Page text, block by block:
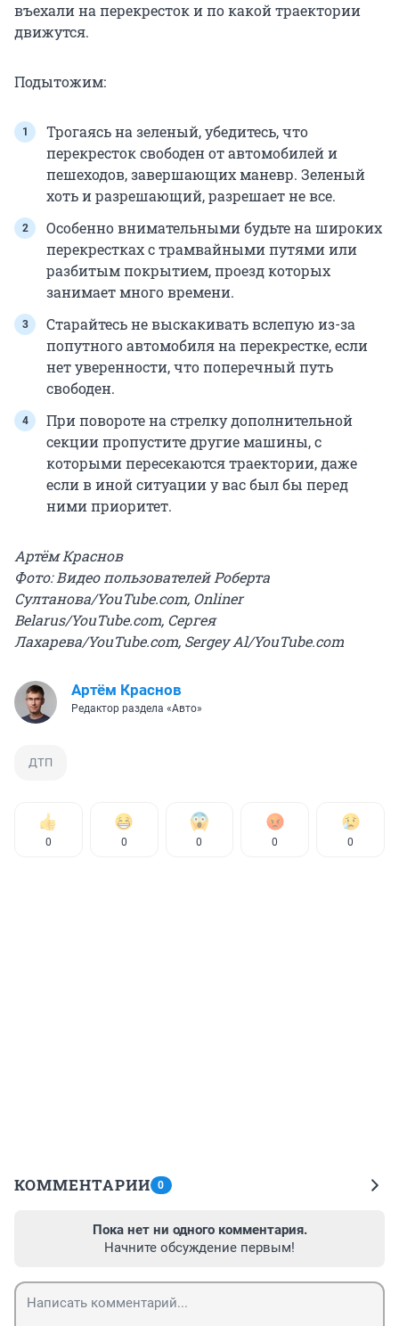
въехали на перекресток и по какой траектории
движутся.
Подытожим:
Трогаясь на зеленый, убедитесь, что
перекресток свободен от автомобилей и
пешеходов, завершающих маневр. Зеленый
хоть и разрешающий, разрешает не все.
Особенно внимательными будьте на широких
перекрестках с трамвайными путями или
разбитым покрытием, проезд которых
занимает много времени.
Старайтесь не выскакивать вслепую из-за
попутного автомобиля на перекрестке, если
нет уверенности, что поперечный путь
свободен.
При повороте на стрелку дополнительной
секции пропустите другие машины, с
которыми пересекаются траектории, даже
если в иной ситуации у вас был бы перед
ними приоритет.
Артём Краснов
Фото: Видео пользователей Роберта
Султанова/YouTube.com, Onliner
Belarus/YouTube.com, Сергея
Лахарева/YouTube.com, Sergey Al/YouTube.com
Артём Краснов
Редактор раздела «Авто»
ДТП
0 0 0 0 0
КОММЕНТАРИИ 0
Пока нет ни одного комментария.
Начните обсуждение первым!